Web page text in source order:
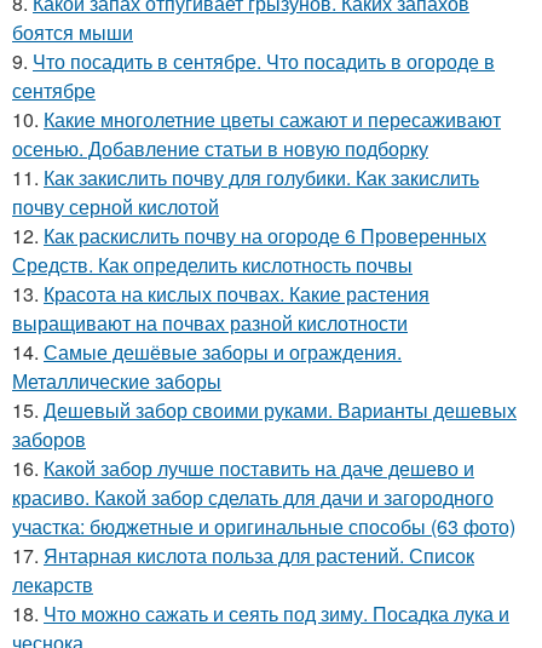
боятся мыши
9. Что посадить в сентябре. Что посадить в огороде в
сентябре
10. Какие многолетние цветы сажают и пересаживают
осенью. Добавление статьи в новую подборку
11. Как закислить почву для голубики. Как закислить
почву серной кислотой
12. Как раскислить почву на огороде 6 Проверенных
Средств. Как определить кислотность почвы
13. Красота на кислых почвах. Какие растения
выращивают на почвах разной кислотности
14. Самые дешёвые заборы и ограждения.
Металлические заборы
15. Дешевый забор своими руками. Варианты дешевых
заборов
16. Какой забор лучше поставить на даче дешево и
красиво. Какой забор сделать для дачи и загородного
участка: бюджетные и оригинальные способы (63 фото)
17. Янтарная кислота польза для растений. Список
лекарств
18. Что можно сажать и сеять под зиму. Посадка лука и